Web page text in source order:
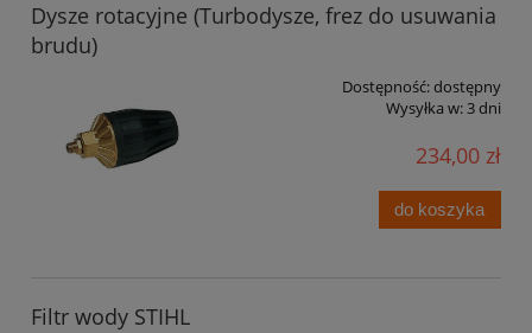
Dysze rotacyjne (Turbodysze, frez do usuwania
brudu)
Dostępność:dostępny
Wysyłka w:3 dni
234,00 zł
do koszyka
Filtr wody STIHL